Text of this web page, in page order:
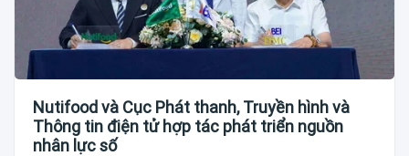
Nutifood và Cục Phát thanh, Truyền hình và
Thông tin điện tử hợp tác phát triển nguồn
nhân lực số